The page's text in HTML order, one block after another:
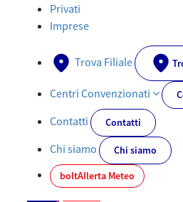
Assicurazione Altri Veicoli - AXA-
Privati
Imprese
Trova Filiale
Centri Convenzionati
Contatti Contatti
Chi siamo
Chi siamo
boltAllerta Meteo